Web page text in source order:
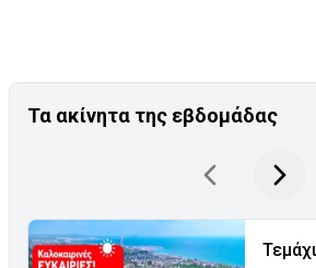
Τα ακίνητα της εβδομάδας